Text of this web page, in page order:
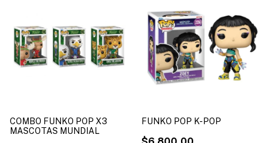
COMBO FUNKO POP X3
MASCOTAS MUNDIAL
FUNKO POP K-POP